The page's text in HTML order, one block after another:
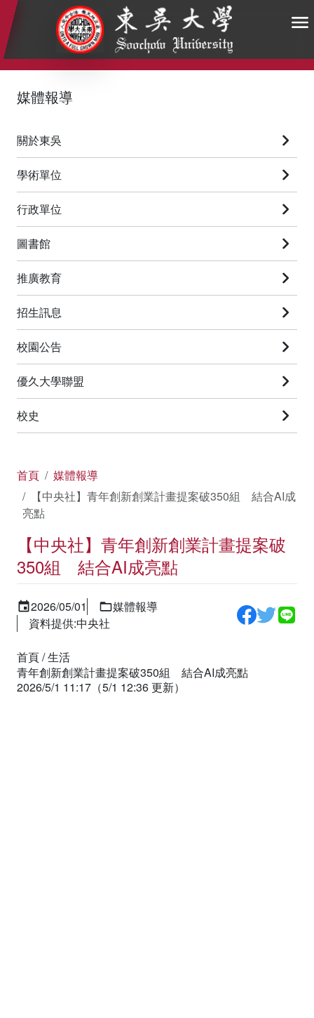
:::
媒體報導
關於東吳
學術單位
行政單位
圖書館
推廣教育
招生訊息
校園公告
優久大學聯盟
校史
首頁
媒體報導
【中央社】青年創新創業計畫提案破350組 結合AI成
亮點
【中央社】青年創新創業計畫提案破
350組 結合AI成亮點
2026/05/01
媒體報導
資料提供:中央社
首頁/生活
青年創新創業計畫提案破350組 結合AI成亮點
2026/5/1 11:17 （5/1 12:36 更新）